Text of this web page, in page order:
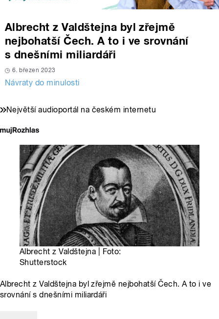
Albrecht z Valdštejna byl zřejmě
nejbohatší Čech. A to i ve srovnání
s dnešními miliardáři
6. březen 2023
Návraty do minulosti
Největší audioportál na českém internetu
Albrecht z Valdštejna | Foto:
Shutterstock
Albrecht z Valdštejna byl zřejmě nejbohatší Čech. A to i ve
srovnání s dnešními miliardáři